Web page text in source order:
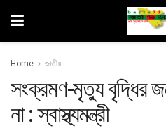
Home জাতীয়
সংক্রমণ-মৃত্যু বৃদ্ধির
না : স্বাস্থ্যমন্ত্রী